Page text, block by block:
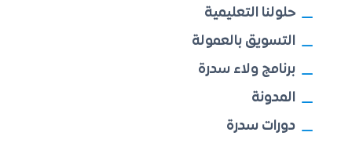
حلولنا التعليمية
التسويق بالعمولة
برنامج ولاء سدرة
المدونة
دورات سدرة